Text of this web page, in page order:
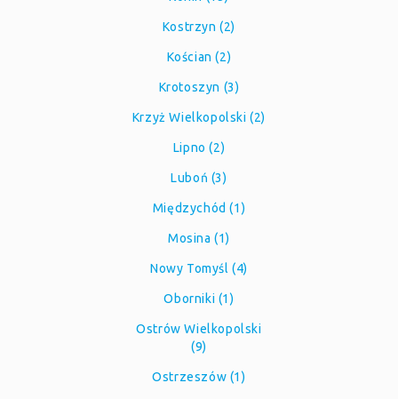
Kostrzyn (2)
Kościan (2)
Krotoszyn (3)
Krzyż Wielkopolski (2)
Lipno (2)
Luboń (3)
Międzychód (1)
Mosina (1)
Nowy Tomyśl (4)
Oborniki (1)
Ostrów Wielkopolski
(9)
Ostrzeszów (1)